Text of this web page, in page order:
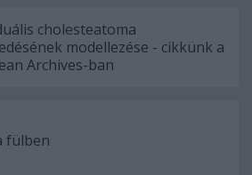
cholesteatoma
modellezése - cikkünk a
Archives-ban
fülben